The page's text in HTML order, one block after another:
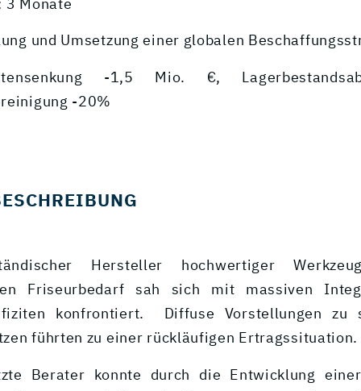
3 Monate
und Umsetzung einer globalen
-1,5 Mio. €,
-20%
Hersteller hochwertiger
Friseurbedarf sah sich mit massiven
konfrontiert. Diffuse Vorstellungen zu
führten zu einer rückläufigen Ertragssituation.
Berater konnte durch die Entwicklung